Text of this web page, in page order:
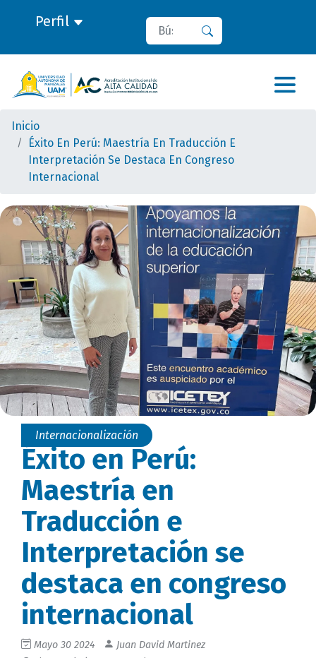
Perfil Buscar
Inicio
Éxito En Perú: Maestría En Traducción E
Interpretación Se Destaca En Congreso
Internacional
Internacionalización
Éxito en Perú:
Maestría en
Traducción e
Interpretación se
destaca en congreso
internacional
Mayo 30 2024
Juan David Martinez